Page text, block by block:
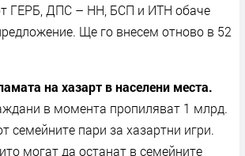
ГЕРБ, ДПС – НН, БСП и ИТН обаче
Ще го внесем отново в 52
на хазарт в населени места.
в момента пропиляват 1 млрд.
семейните пари за хазартни игри.
могат да останат в семейните